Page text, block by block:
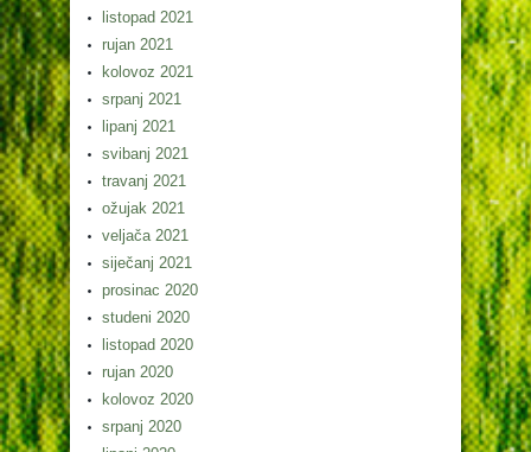
listopad 2021
rujan 2021
kolovoz 2021
srpanj 2021
lipanj 2021
svibanj 2021
travanj 2021
ožujak 2021
veljača 2021
siječanj 2021
prosinac 2020
studeni 2020
listopad 2020
rujan 2020
kolovoz 2020
srpanj 2020